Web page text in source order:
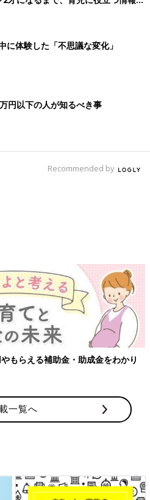
に体験した「不思議な変化」
円以下の人が知るべき事
Recommended by
もらえる補助金・助成金をわかり
一覧へ